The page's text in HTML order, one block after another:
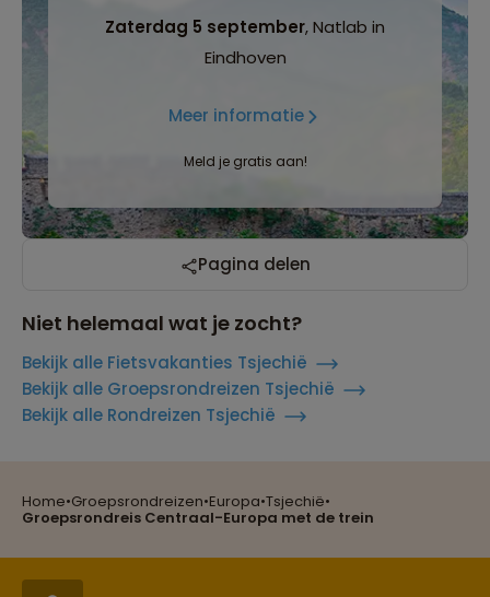
Home•Groepsrondreizen•Europa•Tsjechië•
Groepsrondreis Centraal-Europa met de trein
Zaterdag 5 september, Natlab in
Eindhoven
Meer informatie
Meld je gratis aan!
Pagina delen
Niet helemaal wat je zocht?
Bekijk alle Fietsvakanties Tsjechië
Bekijk alle Groepsrondreizen Tsjechië
Bekijk alle Rondreizen Tsjechië
Reizen met oog voor mens, cultuur en milieu